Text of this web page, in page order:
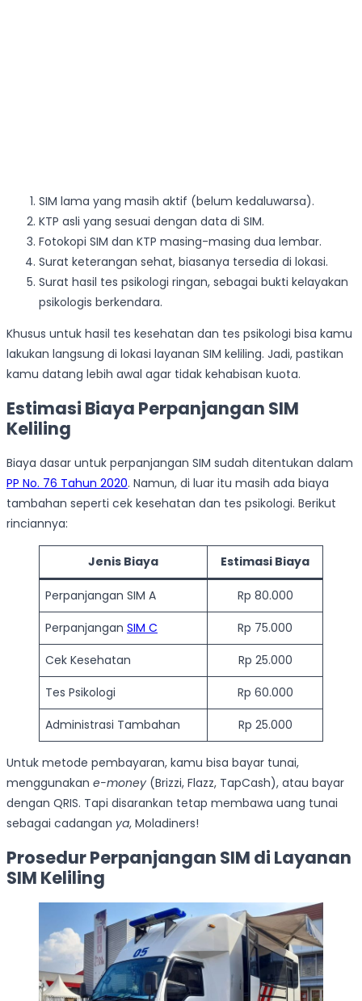
SIM lama yang masih aktif (belum kedaluwarsa).
KTP asli yang sesuai dengan data di SIM.
Fotokopi SIM dan KTP masing-masing dua lembar.
Surat keterangan sehat, biasanya tersedia di lokasi.
Surat hasil tes psikologi ringan, sebagai bukti kelayakan
psikologis berkendara.
Khusus untuk hasil tes kesehatan dan tes psikologi bisa kamu
lakukan langsung di lokasi layanan SIM keliling. Jadi, pastikan
kamu datang lebih awal agar tidak kehabisan kuota.
Estimasi Biaya Perpanjangan SIM
Keliling
Biaya dasar untuk perpanjangan SIM sudah ditentukan dalam
PP No. 76 Tahun 2020. Namun, di luar itu masih ada biaya
tambahan seperti cek kesehatan dan tes psikologi. Berikut
rinciannya:
Jenis Biaya Estimasi Biaya
Perpanjangan SIM A
Rp 80.000
Perpanjangan SIM C
Rp 75.000
Cek Kesehatan
Rp 25.000
Tes Psikologi
Rp 60.000
Administrasi Tambahan
Rp 25.000
Untuk metode pembayaran, kamu bisa bayar tunai,
menggunakan e-money (Brizzi, Flazz, TapCash), atau bayar
dengan QRIS. Tapi disarankan tetap membawa uang tunai
sebagai cadangan ya, Moladiners!
Prosedur Perpanjangan SIM di Layanan
SIM Keliling